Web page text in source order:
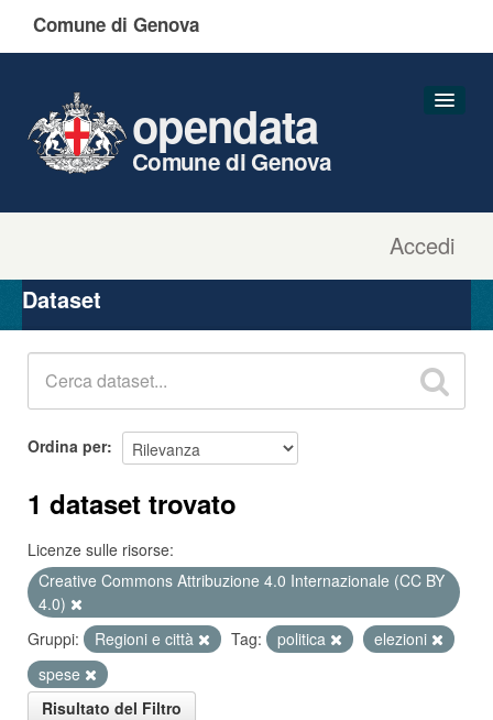
Comune di Genova
Accedi
opendata
Comune di Genova
Organizzazioni
Gruppi
Dataset
Ordina per
1 dataset trovato
Licenze sulle risorse:
Creative Commons Attribuzione 4.0 Internazionale (CC BY
4.0)
Gruppi:
Regioni e città Tag: politica
elezioni
spese
Risultato del Filtro